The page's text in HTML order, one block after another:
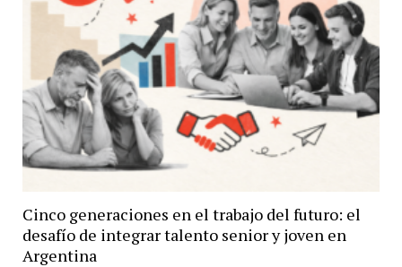
Cinco generaciones en el trabajo del futuro: el
desafío de integrar talento senior y joven en
Argentina